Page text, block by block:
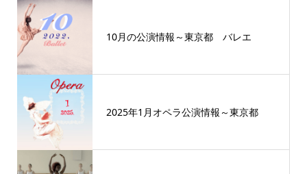
10月の公演情報～東京都 バレエ
2025年1月オペラ公演情報～東京都